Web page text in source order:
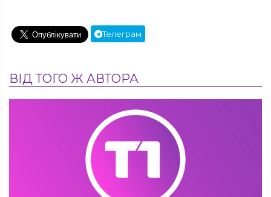
Телеграм
ВІД ТОГО Ж АВТОРА